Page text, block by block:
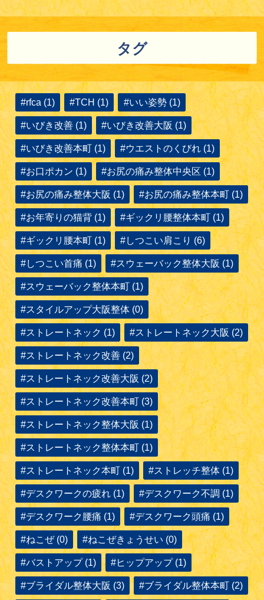
タグ
#rfca (1) #TCH (1) #いい姿勢 (1)
#いびき改善 (1) #いびき改善大阪 (1)
#いびき改善本町 (1) #ウエストのくびれ (1)
#お口ポカン (1) #お尻の痛み整体中央区 (1)
#お尻の痛み整体大阪 (1) #お尻の痛み整体本町 (1)
#お年寄りの猫背 (1) #ギックリ腰整体本町 (1)
#ギックリ腰本町 (1) #しつこい肩こり (6)
#しつこい首痛 (1) #スウェーバック整体大阪 (1)
#スウェーバック整体本町 (1)
#スタイルアップ大阪整体 (0)
#ストレートネック (1) #ストレートネック大阪 (2)
#ストレートネック改善 (2)
#ストレートネック改善大阪 (2)
#ストレートネック改善本町 (3)
#ストレートネック整体大阪 (1)
#ストレートネック整体本町 (1)
#ストレートネック本町 (1) #ストレッチ整体 (1)
#デスクワークの疲れ (1) #デスクワーク不調 (1)
#デスクワーク腰痛 (1) #デスクワーク頭痛 (1)
#ねこぜ (0) #ねこぜきょうせい (0)
#バストアップ (1) #ヒップアップ (1)
#ブライダル整体大阪 (3) #ブライダル整体本町 (2)